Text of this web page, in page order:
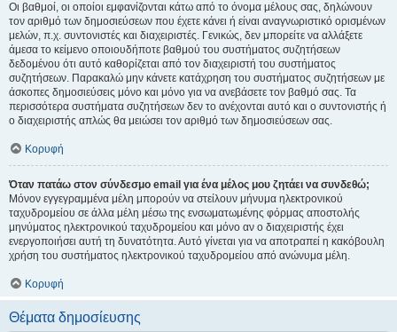
Οι βαθμοί, οι οποίοι εμφανίζονται κάτω από το όνομα μέλους σας, δηλώνουν
τον αριθμό των δημοσιεύσεων που έχετε κάνει ή είναι αναγνωριστικό ορισμένων
μελών, π.χ. συντονιστές και διαχειριστές. Γενικώς, δεν μπορείτε να αλλάξετε
άμεσα το κείμενο οποιουδήποτε βαθμού του συστήματος συζητήσεων
δεδομένου ότι αυτό καθορίζεται από τον διαχειριστή του συστήματος
συζητήσεων. Παρακαλώ μην κάνετε κατάχρηση του συστήματος συζητήσεων με
άσκοπες δημοσιεύσεις μόνο και μόνο για να ανεβάσετε τον βαθμό σας. Τα
περισσότερα συστήματα συζητήσεων δεν το ανέχονται αυτό και ο συντονιστής ή
ο διαχειριστής απλώς θα μειώσει τον αριθμό των δημοσιεύσεων σας.
Κορυφή
Όταν πατάω στον σύνδεσμο email για ένα μέλος μου ζητάει να συνδεθώ;
Μόνον εγγεγραμμένα μέλη μπορούν να στείλουν μήνυμα ηλεκτρονικού
ταχυδρομείου σε άλλα μέλη μέσω της ενσωματωμένης φόρμας αποστολής
μηνύματος ηλεκτρονικού ταχυδρομείου και μόνο αν ο διαχειριστής έχει
ενεργοποιήσει αυτή τη δυνατότητα. Αυτό γίνεται για να αποτραπεί η κακόβουλη
χρήση του συστήματος ηλεκτρονικού ταχυδρομείου από ανώνυμα μέλη.
Κορυφή
Θέματα δημοσίευσης